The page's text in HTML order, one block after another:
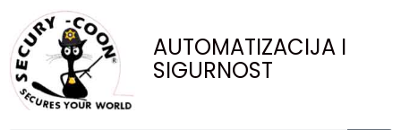
AUTOMATIZACIJA I
SIGURNOST